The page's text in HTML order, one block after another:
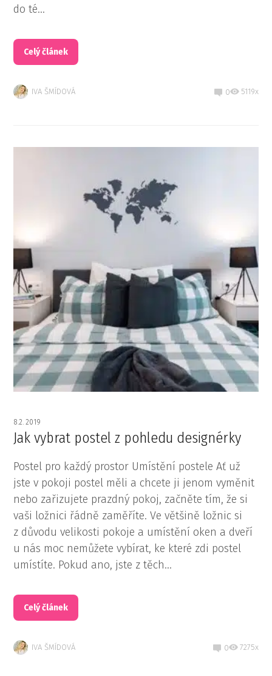
do té...
Celý článek
IVA ŠMÍDOVÁ 0 5119x
8.2. 2019
Jak vybrat postel z pohledu designérky
Postel pro každý prostor Umístění postele Ať už
jste v pokoji postel měli a chcete ji jenom vyměnit
nebo zařizujete prazdný pokoj, začněte tím, že si
vaši ložnici řádně zaměříte. Ve většině ložnic si
z důvodu velikosti pokoje a umístění oken a dveří
u nás moc nemůžete vybírat, ke které zdi postel
umístíte. Pokud ano, jste z těch...
Celý článek
IVA ŠMÍDOVÁ 0 7275x